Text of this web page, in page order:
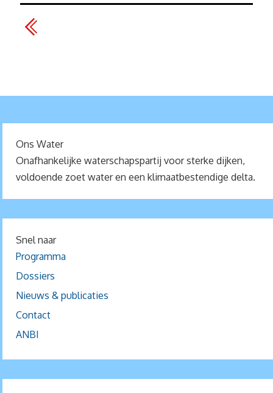
Ons Water
Onafhankelijke waterschapspartij voor sterke dijken,
voldoende zoet water en een klimaatbestendige delta.
Snel naar
Programma
Dossiers
Nieuws & publicaties
Contact
ANBI